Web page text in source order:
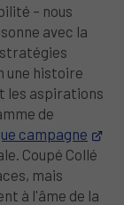
– nous
avec la
une histoire
les aspirations
de
campagne
Coupé Collé
mais
à l'âme de la